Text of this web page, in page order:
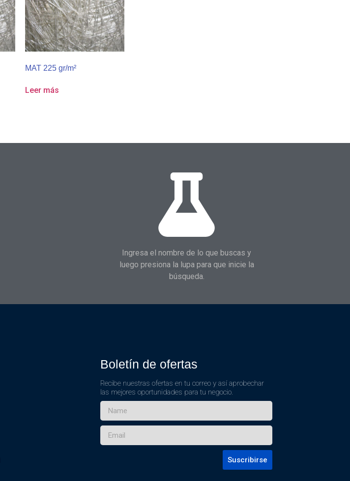
MAT 225 gr/m²
Leer más
Ingresa el nombre de lo que buscas y
luego presiona la lupa para que inicie la
búsqueda.
Boletín de ofertas
Recibe nuestras ofertas en tu correo y así aprobechar
las mejores oportunidades para tu negocio.
Suscribirse